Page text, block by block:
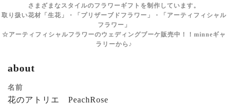
さまざまなスタイルのフラワーギフトを制作しています。
取り扱い花材「生花」・「プリザーブドフラワー」・「アーティフィシャル
フラワー」
☆アーティフィシャルフラワーのウェディングブーケ販売中！！minneギャ
ラリーから♪
about
名前
花のアトリエ PeachRose